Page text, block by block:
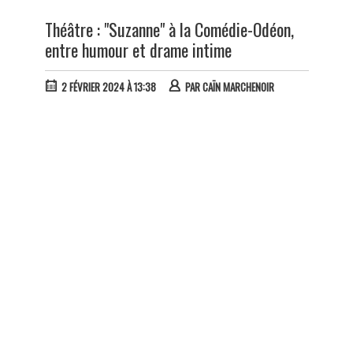
Théâtre : "Suzanne" à la Comédie-Odéon,
entre humour et drame intime
2 FÉVRIER 2024 À 13:38 PARCAÏN MARCHENOIR